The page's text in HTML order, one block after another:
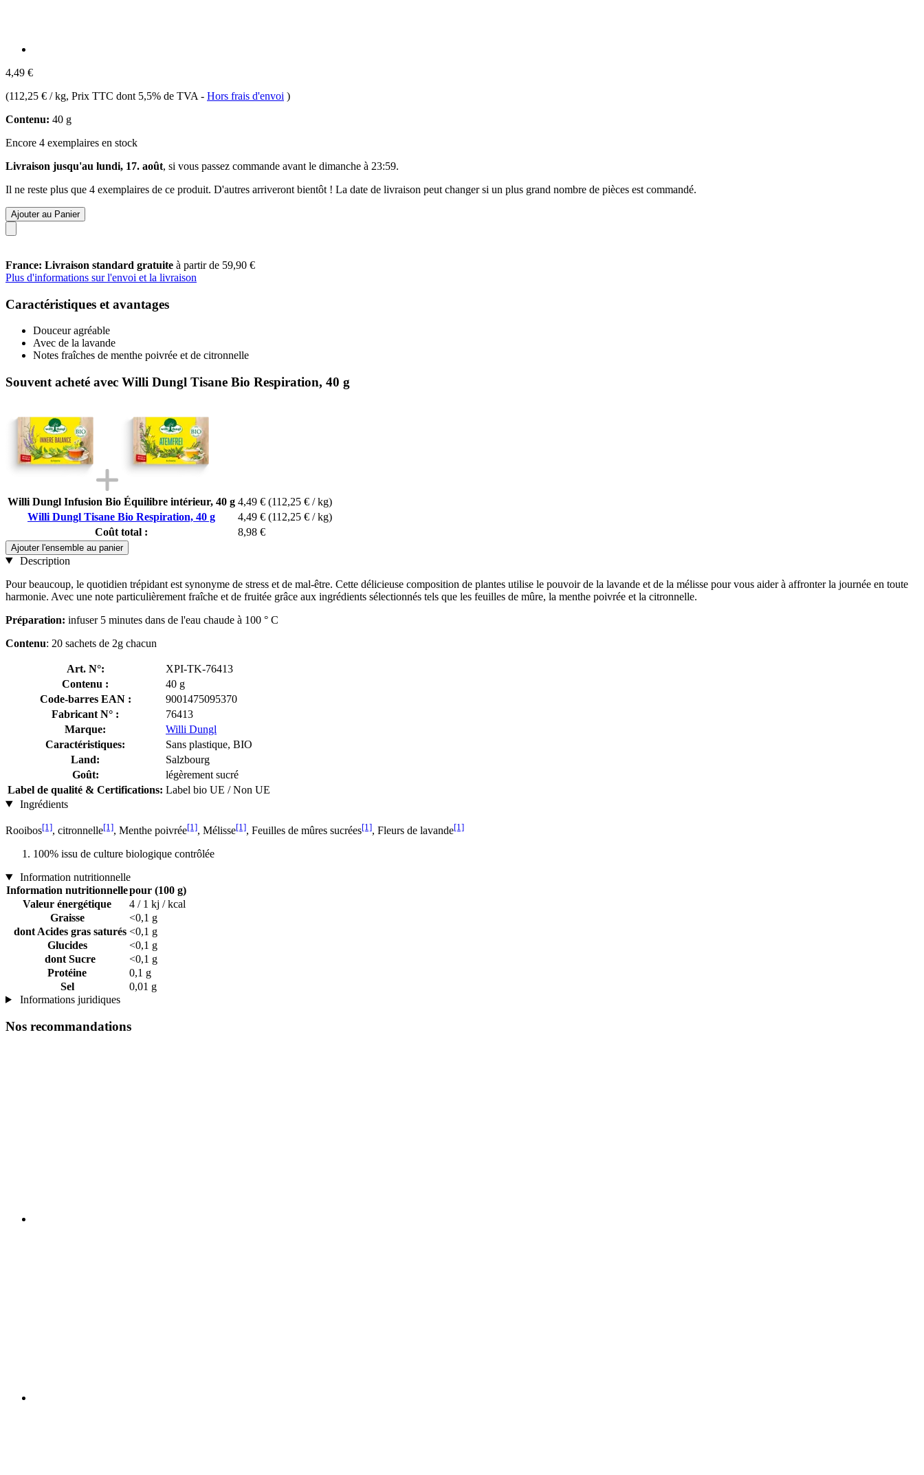
4,49 €
(112,25 € / kg, Prix TTC dont 5,5% de TVA - Hors frais d'envoi )
Contenu: 40 g
Encore 4 exemplaires en stock
Livraison jusqu'au lundi, 17. août, si vous passez commande avant le dimanche à 23:59.
Il ne reste plus que 4 exemplaires de ce produit. D'autres arriveront bientôt ! La date de livraison peut changer si un plus grand nombre de pièces est commandé.
Ajouter au Panier
France: Livraison standard gratuite à partir de 59,90 €
Plus d'informations sur l'envoi et la livraison
Caractéristiques et avantages
Douceur agréable
Avec de la lavande
Notes fraîches de menthe poivrée et de citronnelle
Souvent acheté avec Willi Dungl Tisane Bio Respiration, 40 g
Willi Dungl Infusion Bio Équilibre intérieur, 40 g 4,49 € (112,25 € / kg)
Willi Dungl Tisane Bio Respiration, 40 g
4,49 € (112,25 € / kg)
Coût total :
8,98 €
Ajouter l'ensemble au panier
Description
Pour beaucoup, le quotidien trépidant est synonyme de stress et de mal-être. Cette délicieuse composition de plantes utilise le pouvoir de la lavande et de la mélisse pour vous aider à affronter la journée en toute
harmonie. Avec une note particulièrement fraîche et de fruitée grâce aux ingrédients sélectionnés tels que les feuilles de mûre, la menthe poivrée et la citronnelle.
Préparation: infuser 5 minutes dans de l'eau chaude à 100 ° C
Contenu: 20 sachets de 2g chacun
Art. N°:
XPI-TK-76413
Contenu :
40 g
Code-barres EAN :
9001475095370
Fabricant N° :
76413
Marque:
Willi Dungl
Caractéristiques:
Sans plastique, BIO
Land:
Salzbourg
Goût:
légèrement sucré
Label de qualité & Certifications: Label bio UE / Non UE
Ingrédients
Rooibos[1], citronnelle[1], Menthe poivrée[1], Mélisse[1], Feuilles de mûres sucrées[1], Fleurs de lavande[1]
100% issu de culture biologique contrôlée
Information nutritionnelle
Information nutritionnellepour (100 g)
Valeur énergétique
4 / 1 kj / kcal
Graisse
<0,1 g
dont Acides gras saturés <0,1 g
Glucides
<0,1 g
dont Sucre
<0,1 g
Protéine
0,1 g
Sel
0,01 g
Informations juridiques
Nos recommandations